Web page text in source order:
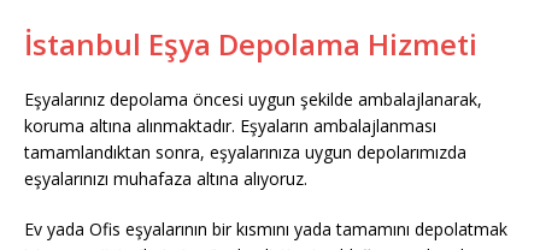
İstanbul Eşya Depolama Hizmeti
Eşyalarınız depolama öncesi uygun şekilde ambalajlanarak,
koruma altına alınmaktadır. Eşyaların ambalajlanması
tamamlandıktan sonra, eşyalarınıza uygun depolarımızda
eşyalarınızı muhafaza altına alıyoruz.
Ev yada Ofis eşyalarının bir kısmını yada tamamını depolatmak